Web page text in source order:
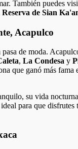
También puedes
Reserva de Sian
Acapulco
de moda.
, La Condesay
que ganó más fama
su vida
para que disfrutes